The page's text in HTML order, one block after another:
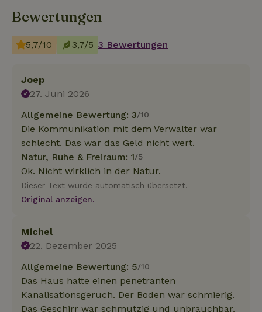
Bewertungen
5,7/10 3,7/5 3 Bewertungen
Joep
27. Juni 2026
Allgemeine Bewertung: 3/10
Die Kommunikation mit dem Verwalter war
schlecht. Das war das Geld nicht wert.
Natur, Ruhe & Freiraum: 1/5
Ok. Nicht wirklich in der Natur.
Dieser Text wurde automatisch übersetzt.
Original anzeigen.
Michel
22. Dezember 2025
Allgemeine Bewertung: 5/10
Das Haus hatte einen penetranten
Kanalisationsgeruch. Der Boden war schmierig.
Das Geschirr war schmutzig und unbrauchbar.